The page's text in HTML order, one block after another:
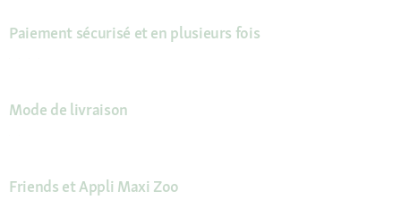
Paiement sécurisé et en plusieurs fois
Mode de livraison
Friends et Appli Maxi Zoo